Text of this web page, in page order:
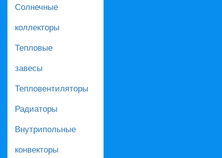
Солнечные
коллекторы
Тепловые
завесы
Тепловентиляторы
Радиаторы
Внутрипольные
конвекторы